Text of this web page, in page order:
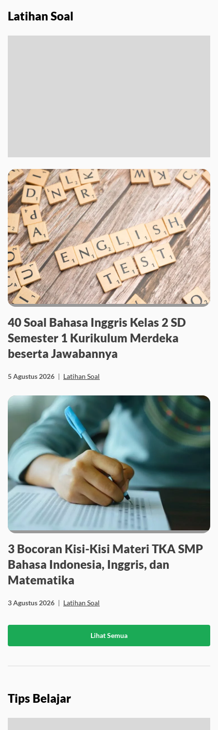
Latihan Soal
40 Soal Bahasa Inggris Kelas 2 SD
Semester 1 Kurikulum Merdeka
beserta Jawabannya
5 Agustus 2026 | Latihan Soal
3 Bocoran Kisi-Kisi Materi TKA SMP
Bahasa Indonesia, Inggris, dan
Matematika
3 Agustus 2026 | Latihan Soal
Lihat Semua
Tips Belajar